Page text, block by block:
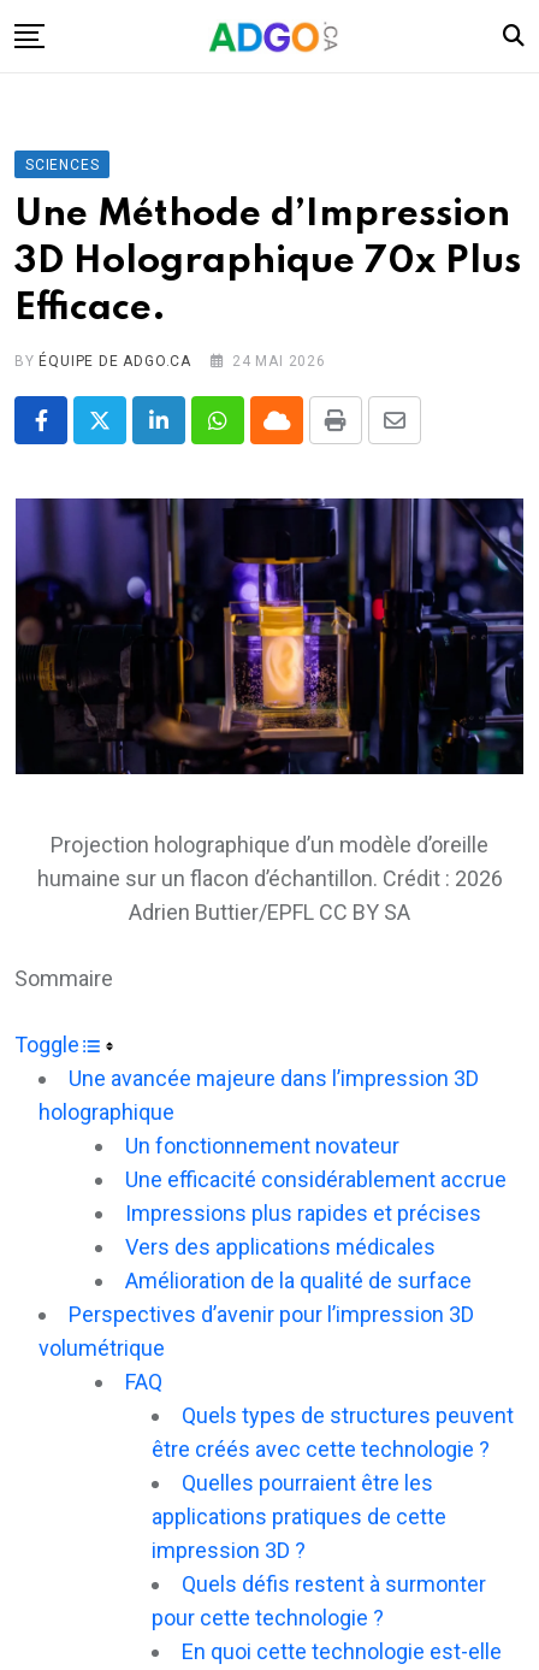
to
Santé
Énergie
Robots
Tech.
Militaire
Sciences
Culture
SCIENCES
Une Méthode d’Impression
3D Holographique 70x Plus
Efficace.
BYÉQUIPE DE ADGO.CA 24 MAI 2026
LinkedInWhatsappCloudPrint
Share
Email
Projection holographique d’un modèle d’oreille
humaine sur un flacon d’échantillon. Crédit : 2026
Adrien Buttier/EPFL CC BY SA
Sommaire
Toggle
Une avancée majeure dans l’impression 3D
holographique
Un fonctionnement novateur
Une efficacité considérablement accrue
Impressions plus rapides et précises
Vers des applications médicales
Amélioration de la qualité de surface
Perspectives d’avenir pour l’impression 3D
volumétrique
FAQ
Quels types de structures peuvent
être créés avec cette technologie ?
Quelles pourraient être les
applications pratiques de cette
impression 3D ?
Quels défis restent à surmonter
pour cette technologie ?
En quoi cette technologie est-elle